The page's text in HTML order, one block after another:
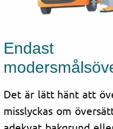
Endast
Det är lätt hänt att
misslyckas om